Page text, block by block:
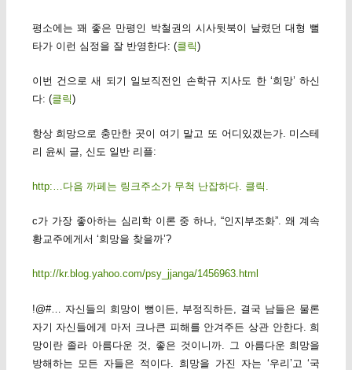
평소에는 꽤 좋은 만평인 박철권의 시사뒷북이 날렸던 대형 뻘
타가 이런 심정을 잘 반영한다: (클릭)
이번 건으로 새 되기 일보직전인 손학규 지사도 한 ‘희망’ 하신
다: (클릭)
항상 희망으로 충만한 곳이 여기 말고 또 어디있겠는가. 미스테
리 윤씨 글, 신도 일반 리플:
http:…다음 까페는 링크주소가 무척 난잡하다. 클릭.
c가 가장 좋아하는 심리학 이론 중 하나, “인지부조화”. 왜 계속
황교주에게서 ‘희망을 찾을까’?
http://kr.blog.yahoo.com/psy_jjanga/1456963.html
!@#… 자신들의 희망이 뻥이든, 부정직하든, 결국 남들은 물론
자기 자신들에게 마저 크나큰 피해를 안겨주든 상관 안한다. 희
망이란 졸라 아름다운 것, 좋은 것이니까. 그 아름다운 희망을
방해하는 모든 자들은 적이다. 희망을 가진 자는 ‘우리’고 ‘국